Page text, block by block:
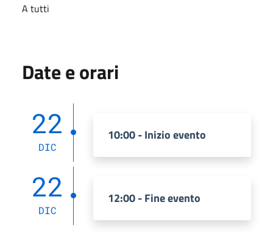
A tutti
Date e orari
22
DIC
10:00 - Inizio evento
22
DIC
12:00 - Fine evento